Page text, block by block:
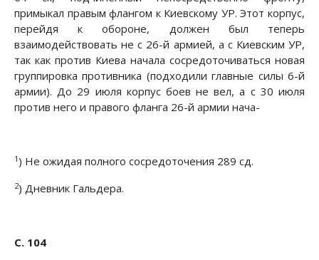
примыкал правым флангом к Киевскому УР. Этот корпус,
перейдя к обороне, должен был теперь
взаимодействовать не с 26-й ар­мией, а с Киевским УР,
так как против Киева начала сосре­доточиваться новая
группировка противника (подходили главные силы 6-й
армии). До 29 июля корпус боев не вел, а с 30 июля
против него и правого фланга 26-й армии нача-
1) Не ожидая полного сосредоточения 289 сд.
2) Дневник Гальдера.
С. 104